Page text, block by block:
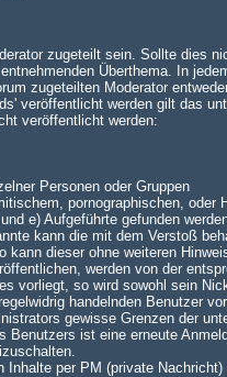
zugeteilt sein. Sollte dies
Überthema. In
zugeteilten Moderator
veröffentlicht werden gilt das
veröffentlicht werden:
Personen oder Gruppen
pornographischen, oder
e) Aufgeführte gefunden
kann die mit dem Verstoß
dieser ohne weiteren
werden von der
vorliegt, so wird sowohl sein
handelnden Benutzer
gewisse Grenzen der
Benutzers ist eine erneute
Inhalte per PM (private